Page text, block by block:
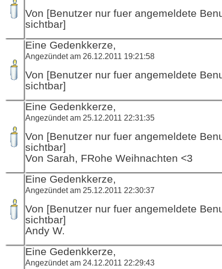
Von [Benutzer nur fuer angemeldete
sichtbar]
Eine Gedenkkerze,
Angezündet am 26.12.2011 19:21:58
Von [Benutzer nur fuer angemeldete
sichtbar]
Eine Gedenkkerze,
Angezündet am 25.12.2011 22:31:35
Von [Benutzer nur fuer angemeldete
sichtbar]
Von Sarah, FRohe Weihnachten <3
Eine Gedenkkerze,
Angezündet am 25.12.2011 22:30:37
Von [Benutzer nur fuer angemeldete
sichtbar]
Andy W.
Eine Gedenkkerze,
Angezündet am 24.12.2011 22:29:43